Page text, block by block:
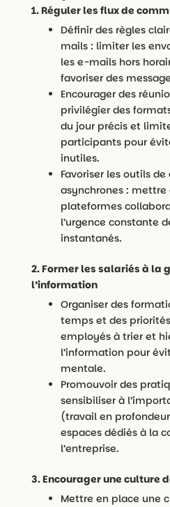
1. Réguler les flux de
Définir des règles
mails : limiter les
les e-mails hors
favoriser des
Encourager des
privilégier des
du jour précis et
participants pour
inutiles.
Favoriser les outils
asynchrones : mettre
plateformes
l’urgence constante
instantanés.
2. Former les salariés à la
l’information
Organiser des
temps et des
employés à trier et
l’information pour
mentale.
Promouvoir des
sensibiliser à
(travail en
espaces dédiés à la
l’entreprise.
3. Encourager une culture
Mettre en place une